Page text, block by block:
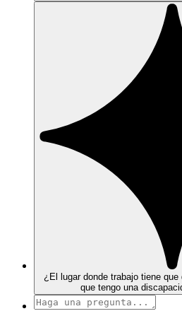
¿El lugar donde trabajo tiene
que tengo una